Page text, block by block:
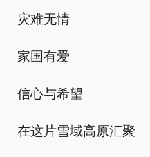
灾难无情
家国有爱
信心与希望
在这片雪域高原汇聚